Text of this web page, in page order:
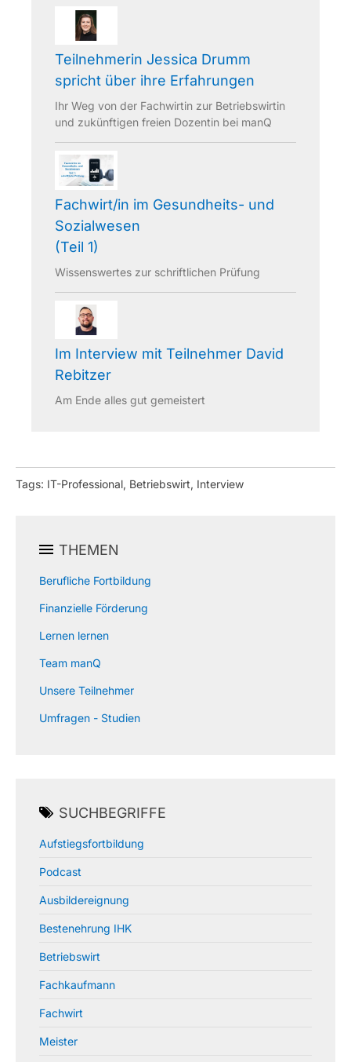
Teilnehmerin Jessica Drumm
spricht über ihre Erfahrungen
Ihr Weg von der Fachwirtin zur Betriebswirtin
und zukünftigen freien Dozentin bei manQ
Fachwirt/in im Gesundheits- und
Sozialwesen
(Teil 1)
Wissenswertes zur schriftlichen Prüfung
Im Interview mit Teilnehmer David
Rebitzer
Am Ende alles gut gemeistert
Tags: IT-Professional, Betriebswirt, Interview
THEMEN
Berufliche Fortbildung
Finanzielle Förderung
Lernen lernen
Team manQ
Unsere Teilnehmer
Umfragen - Studien
SUCHBEGRIFFE
Aufstiegsfortbildung
Podcast
Ausbildereignung
Bestenehrung IHK
Betriebswirt
Fachkaufmann
Fachwirt
Meister